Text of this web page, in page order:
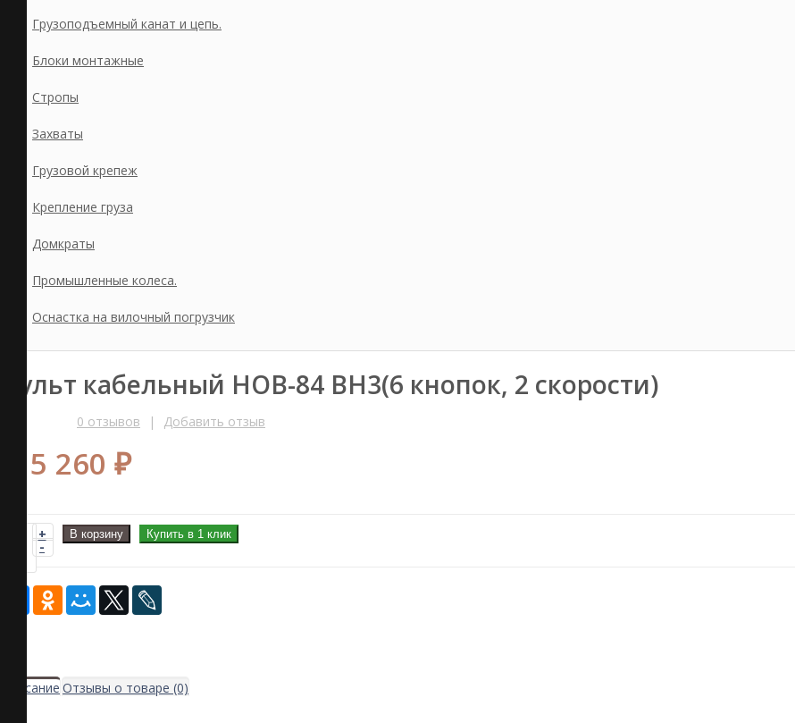
Грузоподъемный канат и цепь.
Блоки монтажные
Стропы
Захваты
Грузовой крепеж
Крепление груза
Домкраты
Промышленные колеса.
Оснастка на вилочный погрузчик
Пульт кабельный HOB-84 BH3(6 кнопок, 2 скорости)
0 отзывов | Добавить отзыв
15 260 ₽
-
+ Купить в 1 клик
В корзину
Описание Отзывы о товаре (0)